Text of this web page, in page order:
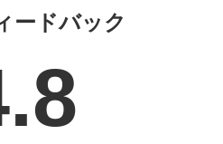
ードバック